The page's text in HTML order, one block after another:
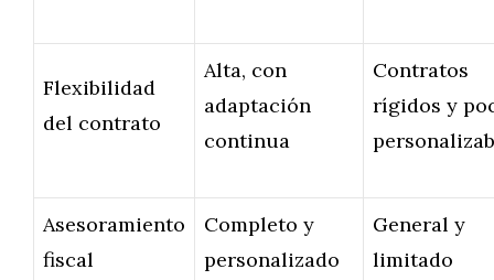
Flexibilidad
del contrato
Alta, con
adaptación
continua
Contratos
rígidos y
Asesoramiento
fiscal
Completo y
personalizado
General y
limitado